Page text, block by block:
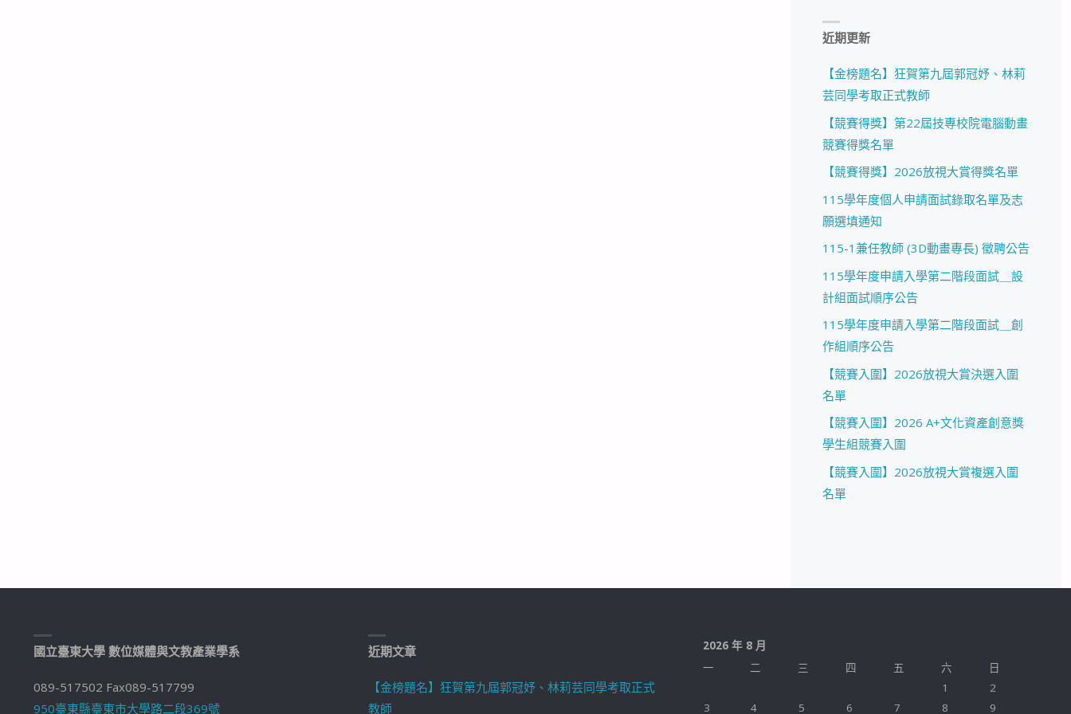
近期更新
【金榜題名】狂賀第九屆郭冠妤、林莉
芸同學考取正式教師
【競賽得獎】第22屆技專校院電腦動畫
競賽得獎名單
【競賽得獎】2026放視大賞得獎名單
115學年度個人申請面試錄取名單及志
願選填通知
115-1兼任教師 (3D動畫專長) 徵聘公告
115學年度申請入學第二階段面試＿設
計組面試順序公告
115學年度申請入學第二階段面試＿創
作組順序公告
【競賽入圍】2026放視大賞決選入圍
名單
【競賽入圍】2026 A+文化資產創意獎
學生組競賽入圍
【競賽入圍】2026放視大賞複選入圍
名單
國立臺東大學 數位媒體與文教產業學系
089-517502 Fax089-517799
950臺東縣臺東市大學路二段369號
近期文章
【金榜題名】狂賀第九屆郭冠妤、林莉芸同學考取正式
教師
2026 年 8 月
一
二 三 四 五 六
日
1
2
3
4 5 6 7 8 9